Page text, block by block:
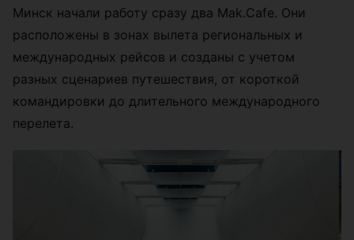
Минск начали работу сразу два Mak.Cafe. Они
расположены в зонах вылета региональных и
международных рейсов и созданы с учетом
разных сценариев путешествия, от короткой
командировки до длительного международного
перелета.